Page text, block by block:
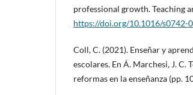
professional growth. Teaching
https://doi.org/10.1016/s0742-
Coll, C. (2021). Enseñar y
escolares. En Á. Marchesi, J. C.
reformas en la enseñanza (pp.